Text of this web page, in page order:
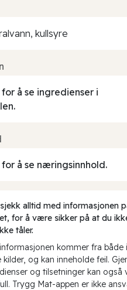
kullsyre
å se ingredienser i
å se næringsinnhold.
alltid med informasjonen
for å være sikker på at du
tåler.
kommer fra både
kilder, og kan inneholde feil.
og tilsetninger kan også
Trygg Mat-appen er ikke